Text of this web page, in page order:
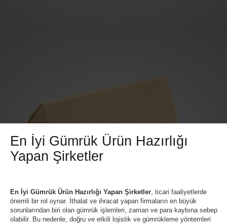
En İyi Gümrük Ürün Hazırlığı
Yapan Şirketler
En İyi Gümrük Ürün Hazırlığı Yapan Şirketler, ticari faaliyetlerde
önemli bir rol oynar. İthalat ve ihracat yapan firmaların en büyük
sorunlarından biri olan gümrük işlemleri, zaman ve para kaybına sebep
olabilir. Bu nedenle, doğru ve etkili lojistik ve gümrükleme yöntemleri